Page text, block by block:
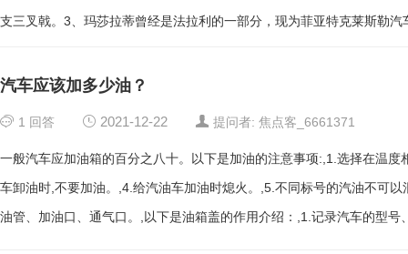
支三叉戟。3、玛莎拉蒂曾经是法拉利的一部分，现为菲亚特克莱斯勒
汽车应该加多少油？
1 回答 2021-12-22 提问者: 焦点客_6661371
一般汽车应加油箱的百分之八十。以下是加油的注意事项:,1.选择在温
车卸油时,不要加油。,4.给汽油车加油时熄火。,5.不同标号的汽油不可
油管、加油口、通气口。,以下是油箱盖的作用介绍：,1.记录汽车的型